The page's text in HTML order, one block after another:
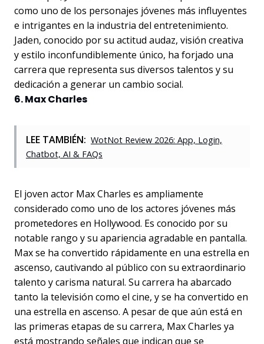
como uno de los personajes jóvenes más influyentes
e intrigantes en la industria del entretenimiento.
Jaden, conocido por su actitud audaz, visión creativa
y estilo inconfundiblemente único, ha forjado una
carrera que representa sus diversos talentos y su
dedicación a generar un cambio social.
6. Max Charles
LEE TAMBIÉN: WotNot Review 2026: App, Login,
Chatbot, AI & FAQs
El joven actor Max Charles es ampliamente
considerado como uno de los actores jóvenes más
prometedores en Hollywood. Es conocido por su
notable rango y su apariencia agradable en pantalla.
Max se ha convertido rápidamente en una estrella en
ascenso, cautivando al público con su extraordinario
talento y carisma natural. Su carrera ha abarcado
tanto la televisión como el cine, y se ha convertido en
una estrella en ascenso. A pesar de que aún está en
las primeras etapas de su carrera, Max Charles ya
está mostrando señales que indican que se